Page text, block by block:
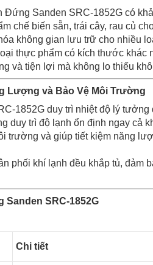
Đứng Sanden SRC-1852G có
chế biến sẵn, trái cây, rau củ
không gian lưu trữ cho nhiều
thực phẩm có kích thước khác
và tiện lợi mà không lo thiếu
Lượng và Bảo Vệ Môi Trường
1852G duy trì nhiệt độ lý
duy trì độ lạnh ổn định ngay cả
trường và giúp tiết kiệm năng
phối khí lạnh đều khắp tủ, đảm
Sanden SRC-1852G
Chi tiết